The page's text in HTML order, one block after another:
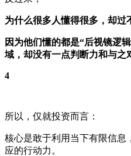
为什么很多人懂得很多，却过
因为他们懂的都是“后视镜逻
域，却没有一点判断力和与之
4
所以，仅就投资而言：
核心是敢于利用当下有限信息
应的行动力。